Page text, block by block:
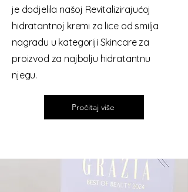
je dodjelila našoj Revitalizirajućoj
hidratantnoj kremi za lice od smilja
nagradu u kategoriji Skincare za
proizvod za najbolju hidratantnu
njegu.
Pročitaj više